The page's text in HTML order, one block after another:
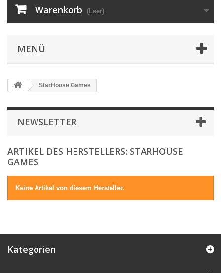
Warenkorb (Leer)
MENÜ
StarHouse Games
NEWSLETTER
ARTIKEL DES HERSTELLERS: STARHOUSE
GAMES
Keine Artikel von diesem Hersteller.
Kategorien